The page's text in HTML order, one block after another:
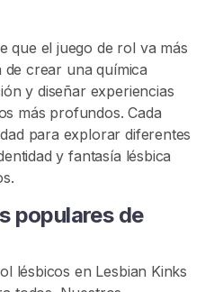
que el juego de rol va más
de crear una química
y diseñar experiencias
más profundos. Cada
para explorar diferentes
y fantasía lésbica
populares de
lésbicos en Lesbian Kinks